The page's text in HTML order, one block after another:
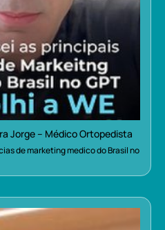
Jorge – Médico Ortopedista
de marketing medico do Brasil no